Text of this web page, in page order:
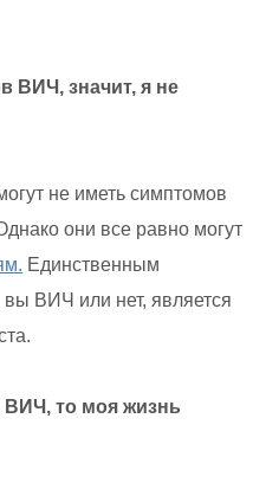
ВИЧ, значит, я не
не иметь симптомов
они все равно могут
Единственным
ВИЧ или нет, является
то моя жизнь